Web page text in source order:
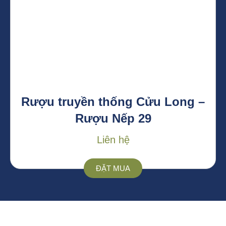
Rượu truyền thống Cửu Long –
Rượu Nếp 29
Liên hệ
ĐẶT MUA